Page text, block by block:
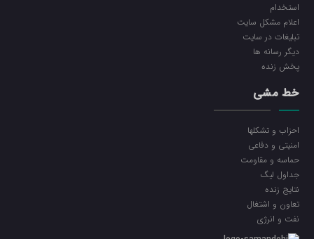
استخدام
اعلام مشکل سایت
تبلیغات در سایت
ديگر رسانه ها
پخش زنده
خط مشی
احزاب و تشکلها
امنیتی و دفاعی
حماسه و مقاومت
جداول لیگ
نتایج زنده
تعاون و اشتغال
نفت و انرژی